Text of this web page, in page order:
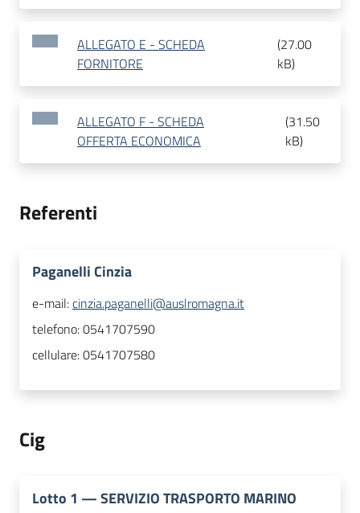
ALLEGATO E - SCHEDA
FORNITORE
(27.00
kB)
ALLEGATO F - SCHEDA
OFFERTA ECONOMICA
(31.50
kB)
Referenti
Paganelli Cinzia
e-mail:cinzia.paganelli@auslromagna.it
telefono:0541707590
cellulare:0541707580
Cig
Lotto 1 —SERVIZIO TRASPORTO MARINO